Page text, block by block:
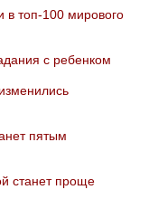
в топ-100 мирового
с ребенком
пятым
станет проще